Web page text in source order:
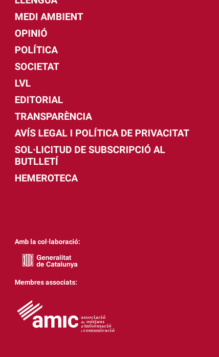
MEDI AMBIENT
OPINIÓ
POLÍTICA
SOCIETAT
LVL
EDITORIAL
TRANSPARÈNCIA
AVÍS LEGAL I POLÍTICA DE PRIVACITAT
SOL·LICITUD DE SUBSCRIPCIÓ AL
BUTLLETÍ
HEMEROTECA
Amb la col·laboració:
Membres associats: